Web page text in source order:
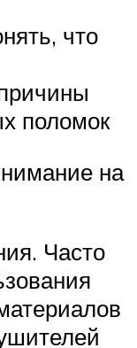
что
поломок
на
Часто